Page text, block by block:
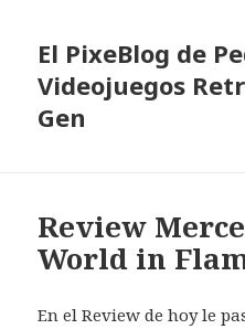
El PixeBlog de
Videojuegos
Gen
Review
World in
En el Review de hoy le